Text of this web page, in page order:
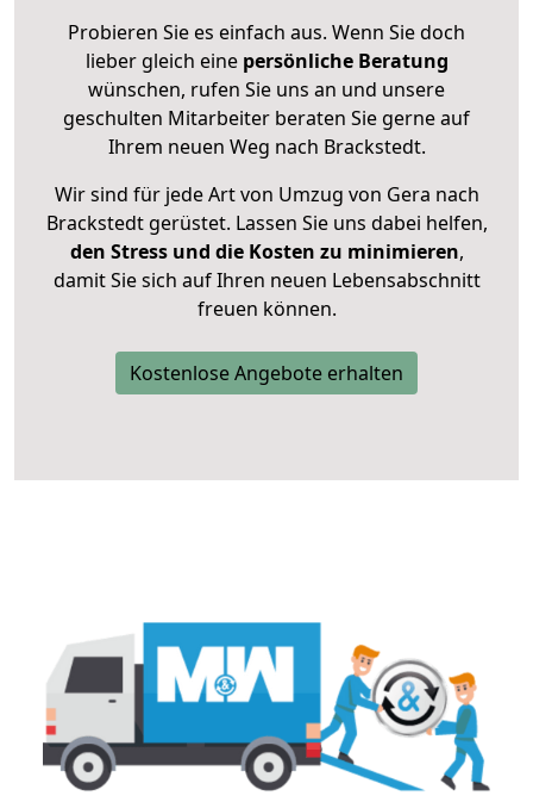
Probieren Sie es einfach aus. Wenn Sie doch
lieber gleich eine persönliche Beratung
wünschen, rufen Sie uns an und unsere
geschulten Mitarbeiter beraten Sie gerne auf
Ihrem neuen Weg nach Brackstedt.
Wir sind für jede Art von Umzug von Gera nach
Brackstedt gerüstet. Lassen Sie uns dabei helfen,
den Stress und die Kosten zu minimieren,
damit Sie sich auf Ihren neuen Lebensabschnitt
freuen können.
Kostenlose Angebote erhalten